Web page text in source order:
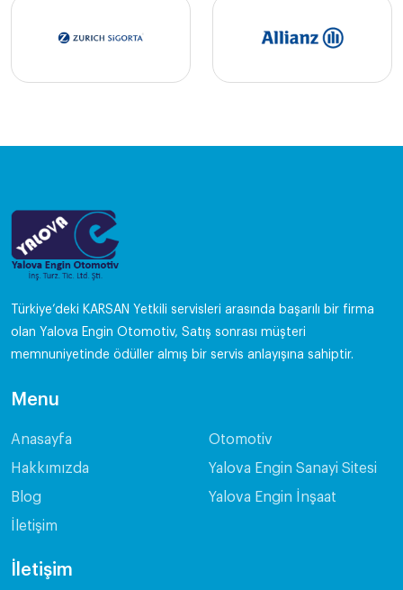
Türkiye’deki KARSAN Yetkili servisleri arasında başarılı bir firma
olan Yalova Engin Otomotiv, Satış sonrası müşteri
memnuniyetinde ödüller almış bir servis anlayışına sahiptir.
Menu
Anasayfa
Hakkımızda
Blog
İletişim
Otomotiv
Yalova Engin Sanayi Sitesi
Yalova Engin İnşaat
İletişim